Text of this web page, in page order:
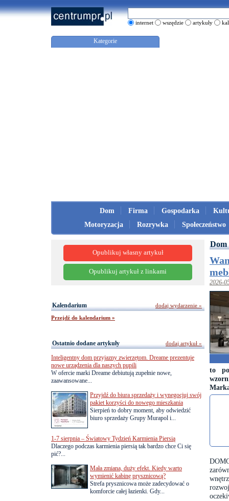
internet wszędzie artykuły
Kategorie
Dom Firma Gospodarka
Motoryzacja
Rozrywka Społeczeństwo
Dom
2026-
to
Opublikuj własny artykuł
Opublikuj artykuł z linkami
Kalendarium
Przejdź do kalendarium »
dodaj wydarzenie »
Ostatnio dodane artykuły
Inteligentny dom przyjazny zwierzętom. Dreame prezentuje
nowe urządzenia dla naszych pupili
W ofercie marki Dreame debiutują zupełnie nowe,
zaawansowane...
Przyjdź do biura sprzedaży i wynegocjuj swój
pakiet korzyści do nowego mieszkania
Sierpień to dobry moment, aby odwiedzić
biuro sprzedaży Grupy Murapol i...
1-7 sierpnia – Światowy Tydzień Karmienia Piersią
Dlaczego podczas karmienia piersią tak bardzo chce Ci się
pić?...
Mała zmiana, duży efekt. Kiedy warto
wymienić kabinę prysznicową?
Strefa prysznicowa może zadecydować o
komforcie całej łazienki. Gdy...
dodaj artykuł »